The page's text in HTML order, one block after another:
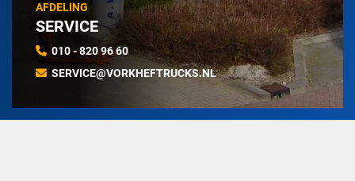
AFDELING
SERVICE
010 - 820 96 60
SERVICE@VORKHEFTRUCKS.NL